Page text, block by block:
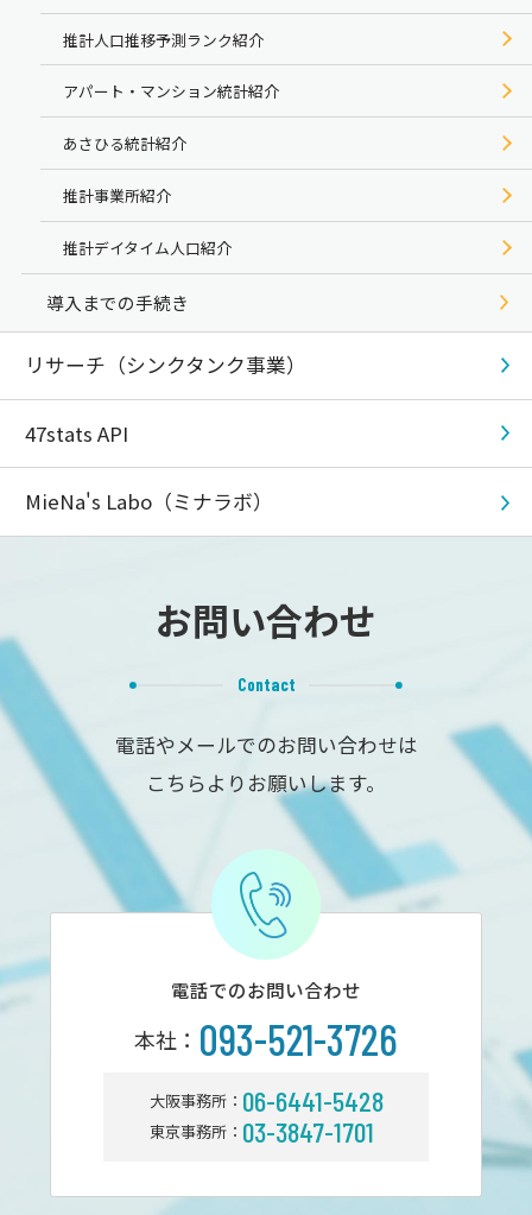
推計人口推移予測ランク紹介
アパート・マンション統計紹介
あさひる統計紹介
推計事業所紹介
推計デイタイム人口紹介
導入までの手続き
リサーチ（シンクタンク事業）
47stats API
MieNa's Labo（ミナラボ）
お問い合わせ
Contact
電話やメールでのお問い合わせは
こちらよりお願いします。
電話でのお問い合わせ
本社： 093-521-3726
大阪事務所： 06-6441-5428
東京事務所： 03-3847-1701